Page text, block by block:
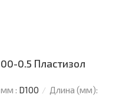
0.5 Пластизол
: D100
Длина (мм):